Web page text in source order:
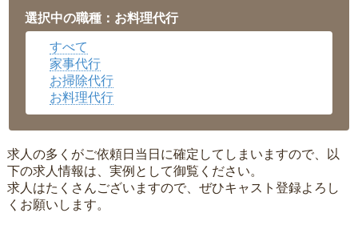
福井県 ▼
岡山県 ▼
広島県
沖縄県 ▼
選択中の職種：お料理代行
すべて
家事代行
お掃除代行
お料理代行
求人の多くがご依頼日当日に確定してしまいますので、以
下の求人情報は、実例として御覧ください。
求人はたくさんございますので、ぜひキャスト登録よろし
くお願いします。